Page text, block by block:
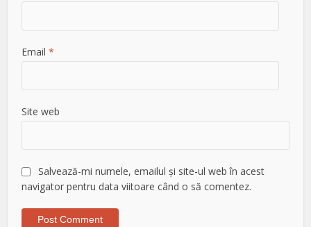
Email*
Site web
Salvează-mi numele, emailul și site-ul web în acest
navigator pentru data viitoare când o să comentez.